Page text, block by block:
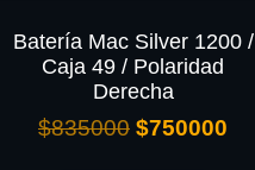
Batería Mac Silver 1200 /
Caja 49 / Polaridad
Derecha
$835000 $750000